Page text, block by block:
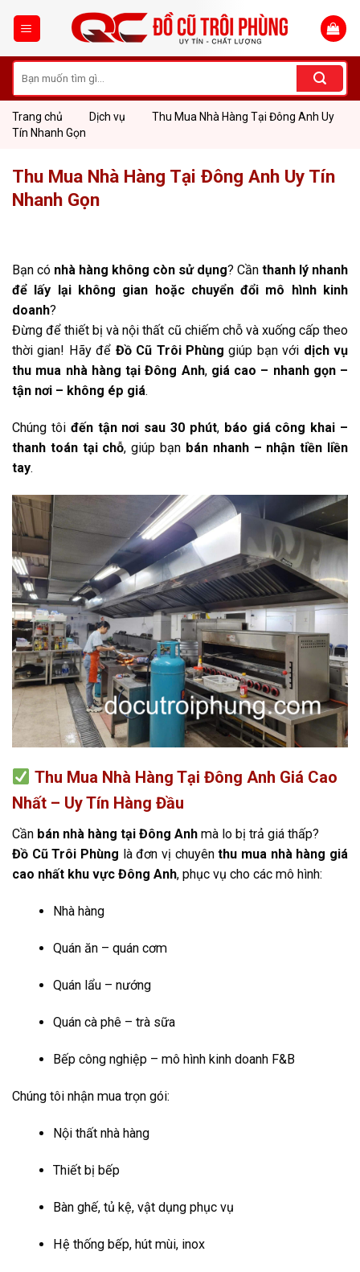
kiếm:
Trang chủ Dịch vụ
Thu Mua Nhà Hàng Tại Đông Anh Uy
Tín Nhanh Gọn
Thu Mua Nhà Hàng Tại Đông Anh Uy Tín
Nhanh Gọn
Bạn có nhà hàng không còn sử dụng? Cần thanh lý nhanh
để lấy lại không gian hoặc chuyển đổi mô hình kinh
doanh?
Đừng để thiết bị và nội thất cũ chiếm chỗ và xuống cấp theo
thời gian! Hãy để Đồ Cũ Trôi Phùng giúp bạn với dịch vụ
thu mua nhà hàng tại Đông Anh, giá cao – nhanh gọn –
tận nơi – không ép giá.
Chúng tôi đến tận nơi sau 30 phút, báo giá công khai –
thanh toán tại chỗ, giúp bạn bán nhanh – nhận tiền liền
tay.
Thu Mua Nhà Hàng Tại Đông Anh Giá Cao
Nhất – Uy Tín Hàng Đầu
Cần bán nhà hàng tại Đông Anh mà lo bị trả giá thấp?
Đồ Cũ Trôi Phùng là đơn vị chuyênthu mua nhà hàng giá
cao nhất khu vực Đông Anh, phục vụ cho các mô hình:
Nhà hàng
Quán ăn – quán cơm
Quán lẩu – nướng
Quán cà phê – trà sữa
Bếp công nghiệp – mô hình kinh doanh F&B
Chúng tôi nhận mua trọn gói:
Nội thất nhà hàng
Thiết bị bếp
Bàn ghế, tủ kệ, vật dụng phục vụ
Hệ thống bếp, hút mùi, inox